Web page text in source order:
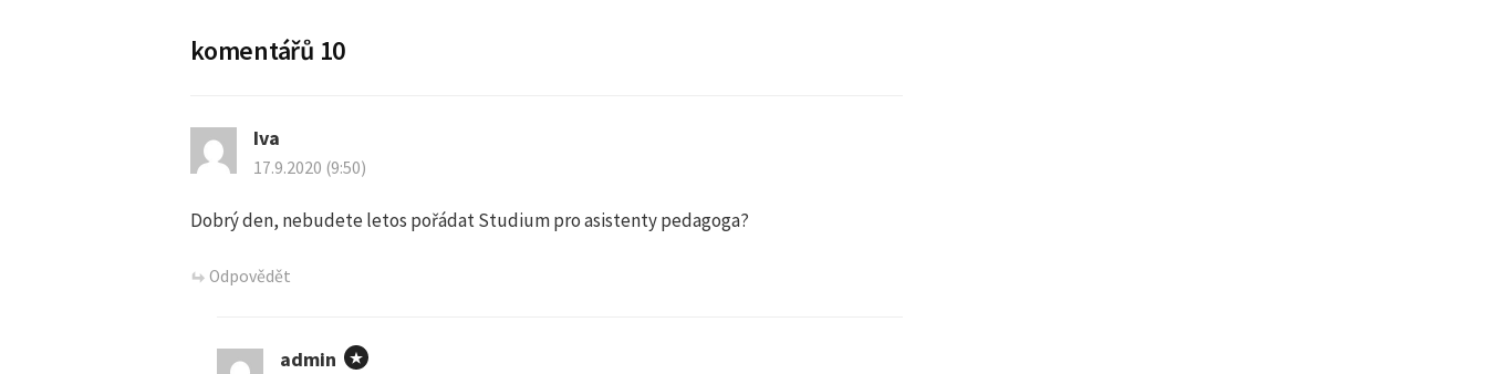
a
i
g
a
komentářů 10
Iva
17.9.2020 (9:50)
Dobrý den, nebudete letos pořádat Studium pro asistenty pedagoga?
Odpovědět
admin